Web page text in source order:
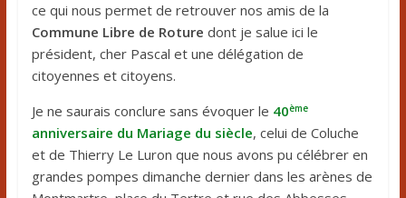
ce qui nous permet de retrouver nos amis de la
Commune Libre de Roture dont je salue ici le
président, cher Pascal et une délégation de
citoyennes et citoyens.
Je ne saurais conclure sans évoquer le 40ème
anniversaire du Mariage du siècle, celui de Coluche
et de Thierry Le Luron que nous avons pu célébrer en
grandes pompes dimanche dernier dans les arènes de